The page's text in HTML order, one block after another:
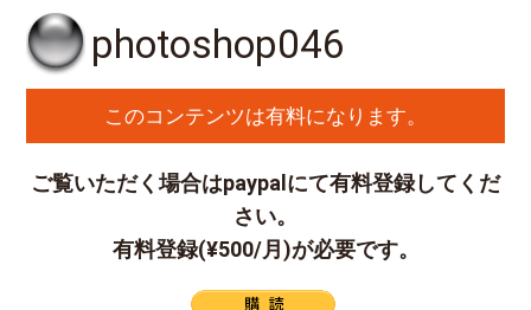
photoshop046
このコンテンツは有料になります。
ご覧いただく場合はpaypalにて有料登録してくだ
さい。
有料登録(¥500/月)が必要です。